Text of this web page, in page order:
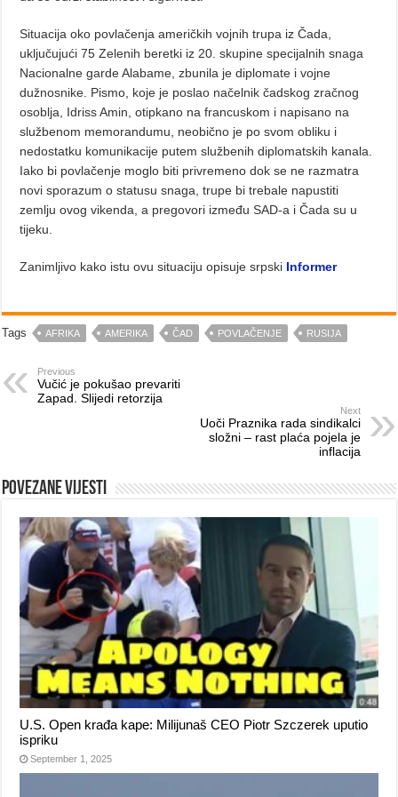
Situacija oko povlačenja američkih vojnih trupa iz Čada,
uključujući 75 Zelenih beretki iz 20. skupine specijalnih snaga
Nacionalne garde Alabame, zbunila je diplomate i vojne
dužnosnike. Pismo, koje je poslao načelnik čadskog zračnog
osoblja, Idriss Amin, otipkano na francuskom i napisano na
službenom memorandumu, neobično je po svom obliku i
nedostatku komunikacije putem službenih diplomatskih kanala.
Iako bi povlačenje moglo biti privremeno dok se ne razmatra
novi sporazum o statusu snaga, trupe bi trebale napustiti
zemlju ovog vikenda, a pregovori između SAD-a i Čada su u
tijeku.
Zanimljivo kako istu ovu situaciju opisuje srpski Informer
Tags AFRIKA AMERIKA ČAD POVLAČENJE RUSIJA
Previous
Vučić je pokušao prevariti
Zapad. Slijedi retorzija
Next
Uoči Praznika rada sindikalci
složni – rast plaća pojela je
inflacija
Povezane vijesti
U.S. Open krađa kape: Milijunaš CEO Piotr Szczerek uputio
ispriku
September 1, 2025